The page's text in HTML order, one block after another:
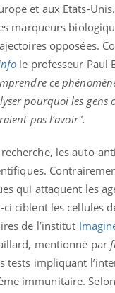
et aux Etats-
marqueurs
opposées.
le professeur Paul
ce
pourquoi les gens
pas l’avoir".
les auto-
qui attaquent les
ciblent les cellules
de l’institut
mentionné par
tests impliquant
immunitaire.